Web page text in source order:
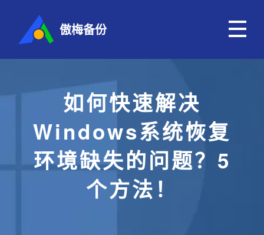
傲梅备份
如何快速解决
Windows系统恢复
环境缺失的问题？5
个方法！